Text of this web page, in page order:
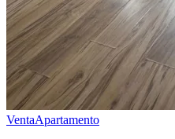
VentaApartamento